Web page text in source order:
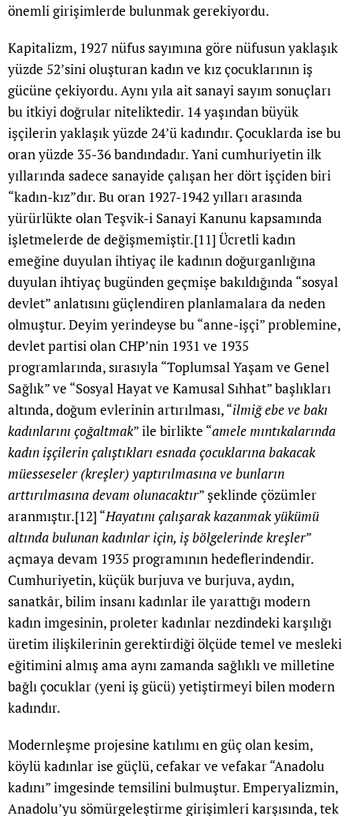
önemli girişimlerde bulunmak gerekiyordu.
Kapitalizm, 1927 nüfus sayımına göre nüfusun yaklaşık
yüzde 52’sini oluşturan kadın ve kız çocuklarının iş
gücüne çekiyordu. Aynı yıla ait sanayi sayım sonuçları
bu itkiyi doğrular niteliktedir. 14 yaşından büyük
işçilerin yaklaşık yüzde 24’ü kadındır. Çocuklarda ise bu
oran yüzde 35-36 bandındadır. Yani cumhuriyetin ilk
yıllarında sadece sanayide çalışan her dört işçiden biri
“kadın-kız”dır. Bu oran 1927-1942 yılları arasında
yürürlükte olan Teşvik-i Sanayi Kanunu kapsamında
işletmelerde de değişmemiştir.[11] Ücretli kadın
emeğine duyulan ihtiyaç ile kadının doğurganlığına
duyulan ihtiyaç bugünden geçmişe bakıldığında “sosyal
devlet” anlatısını güçlendiren planlamalara da neden
olmuştur. Deyim yerindeyse bu “anne-işçi” problemine,
devlet partisi olan CHP’nin 1931 ve 1935
programlarında, sırasıyla “Toplumsal Yaşam ve Genel
Sağlık” ve “Sosyal Hayat ve Kamusal Sıhhat” başlıkları
altında, doğum evlerinin artırılması, “ilmiğ ebe ve bakı
kadınlarını çoğaltmak” ile birlikte “amele mıntıkalarında
kadın işçilerin çalıştıkları esnada çocuklarına bakacak
müesseseler (kreşler) yaptırılmasına ve bunların
arttırılmasına devam olunacaktır” şeklinde çözümler
aranmıştır.[12] “Hayatını çalışarak kazanmak yükümü
altında bulunan kadınlar için, iş bölgelerinde kreşler”
açmaya devam 1935 programının hedeflerindendir.
Cumhuriyetin, küçük burjuva ve burjuva, aydın,
sanatkâr, bilim insanı kadınlar ile yarattığı modern
kadın imgesinin, proleter kadınlar nezdindeki karşılığı
üretim ilişkilerinin gerektirdiği ölçüde temel ve mesleki
eğitimini almış ama aynı zamanda sağlıklı ve milletine
bağlı çocuklar (yeni iş gücü) yetiştirmeyi bilen modern
kadındır.
Modernleşme projesine katılımı en güç olan kesim,
köylü kadınlar ise güçlü, cefakar ve vefakar “Anadolu
kadını” imgesinde temsilini bulmuştur. Emperyalizmin,
Anadolu’yu sömürgeleştirme girişimleri karşısında, tek